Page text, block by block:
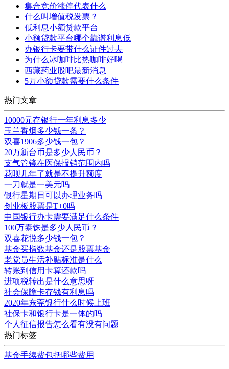
集合竞价涨停代表什么
什么叫增值税发票？
低利息小额贷款平台
小额贷款平台哪个靠谱利息低
办银行卡要带什么证件过去
为什么冰咖啡比热咖啡好喝
西藏药业股吧最新消息
5万小额贷款需要什么条件
热门文章
10000元存银行一年利息多少
玉兰香烟多少钱一条？
双喜1906多少钱一包？
20万新台币是多少人民币？
支气管镜在医保报销范围内吗
花呗几年了就是不提升额度
一刀就是一美元吗
银行星期日可以办理业务吗
创业板股票是T+0吗
中国银行办卡需要满足什么条件
100万泰铢是多少人民币？
双喜花悦多少钱一包？
基金买指数基金还是股票基金
老党员生活补贴标准是什么
转账到信用卡算还款吗
进项税转出是什么意思呀
社会保障卡存钱有利息吗
2020年东莞银行什么时候上班
社保卡和银行卡是一体的吗
个人征信报告怎么看有没有问题
热门标签
基金手续费包括哪些费用